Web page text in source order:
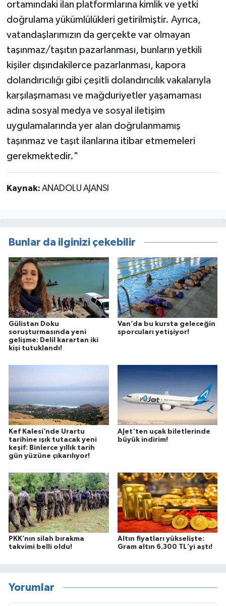
ortamındaki ilan platformlarına kimlik ve yetki
doğrulama yükümlülükleri getirilmiştir. Ayrıca,
vatandaşlarımızın da gerçekte var olmayan
taşınmaz/taşıtın pazarlanması, bunların yetkili
kişiler dışındakilerce pazarlanması, kapora
dolandırıcılığı gibi çeşitli dolandırıcılık vakalarıyla
karşılaşmaması ve mağduriyetler yaşamaması
adına sosyal medya ve sosyal iletişim
uygulamalarında yer alan doğrulanmamış
taşınmaz ve taşıt ilanlarına itibar etmemeleri
gerekmektedir."
Kaynak: ANADOLU AJANSI
Bunlar da ilginizi çekebilir
Gülistan Doku
soruşturmasında yeni
gelişme: Delil karartan iki
kişi tutuklandı!
Van’da bu kursta geleceğin
sporcuları yetişiyor!
Kef Kalesi’nde Urartu
tarihine ışık tutacak yeni
keşif: Binlerce yıllık tarih
gün yüzüne çıkarılıyor!
AJet'ten uçak biletlerinde
büyük indirim!
PKK’nın silah bırakma
takvimi belli oldu!
Altın fiyatları yükselişte:
Gram altın 6.300 TL'yi aştı!
Yorumlar